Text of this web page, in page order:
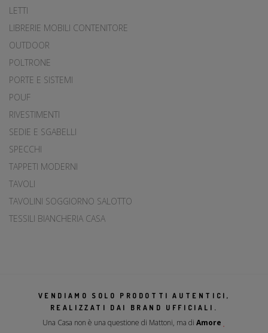
LETTI
LIBRERIE MOBILI CONTENITORE
OUTDOOR
POLTRONE
PORTE E SISTEMI
POUF
RIVESTIMENTI
SEDIE E SGABELLI
SPECCHI
TAPPETI MODERNI
TAVOLI
TAVOLINI SOGGIORNO SALOTTO
TESSILI BIANCHERIA CASA
VENDIAMO SOLO PRODOTTI AUTENTICI,
REALIZZATI DAI BRAND UFFICIALI.
Una Casa non è una questione di Mattoni, ma di Amore